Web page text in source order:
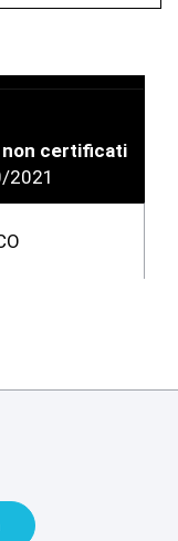
non certificati
2021